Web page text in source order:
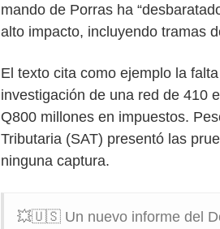
mando de Porras ha
alto impacto, incluyendo tramas
El texto cita como ejemplo la
investigación de una red de 410
Q800 millones en impuestos.
Tributaria (SAT) presentó las
ninguna captura.
💥🇺🇸 Un nuevo informe del